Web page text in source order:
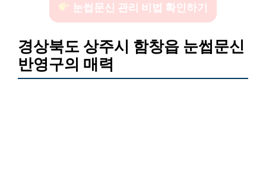
눈썹문신 관리 비법 확인하기
경상북도 상주시 함창읍 눈썹문신
반영구의 매력